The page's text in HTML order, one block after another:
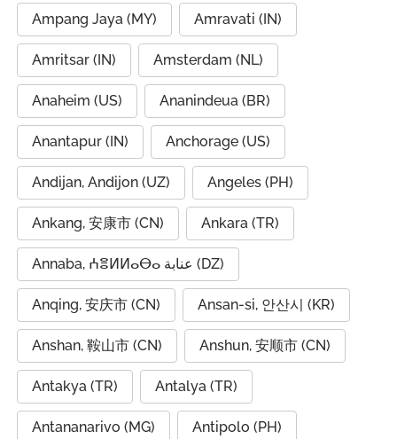
Ampang Jaya (MY) Amravati (IN)
Amritsar (IN) Amsterdam (NL)
Anaheim (US) Ananindeua (BR)
Anantapur (IN) Anchorage (US)
Andijan, Andijon (UZ) Angeles (PH)
Ankang, 安康市 (CN) Ankara (TR)
Annaba, ⵄⴻⵍⵍⴰⴱⴰ عنابة (DZ)
Anqing, 安庆市 (CN) Ansan-si, 안산시 (KR)
Anshan, 鞍山市 (CN) Anshun, 安顺市 (CN)
Antakya (TR) Antalya (TR)
Antananarivo (MG) Antipolo (PH)